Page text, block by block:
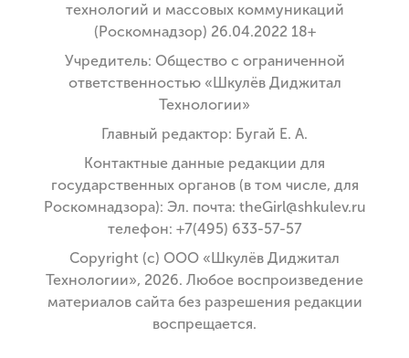
технологий и массовых коммуникаций
(Роскомнадзор) 26.04.2022 18+
Учредитель: Общество с ограниченной
ответственностью «Шкулёв Диджитал
Технологии»
Главный редактор: Бугай Е. А.
Контактные данные редакции для
государственных органов (в том числе, для
Роскомнадзора): Эл. почта: theGirl@shkulev.ru
телефон: +7(495) 633-57-57
Copyright (с) ООО «Шкулёв Диджитал
Технологии», 2026. Любое воспроизведение
материалов сайта без разрешения редакции
воспрещается.